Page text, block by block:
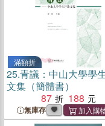
滿額折
25.青議：中山大學學
文集（簡體書）
87
188
無庫存